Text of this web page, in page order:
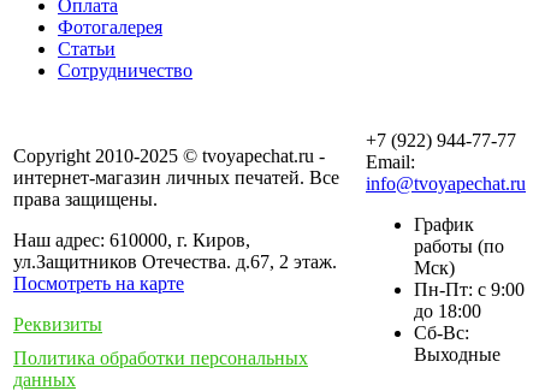
Оплата
Фотогалерея
Статьи
Сотрудничество
Copyright 2010-2025 © tvoyapechat.ru -
интернет-магазин личных печатей. Все
права защищены.
Наш адрес: 610000, г. Киров,
ул.Защитников Отечества. д.67, 2 этаж.
Посмотреть на карте
Реквизиты
Политика обработки персональных
данных
+7 (922) 944-77-77
Email:
info@tvoyapechat.ru
График
работы (по
Мск)
Пн-Пт: с 9:00
до 18:00
Сб-Вс:
Выходные